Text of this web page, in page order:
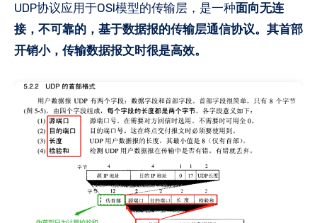
UDP协议应用于OSI模型的传输层，是一种面向无连
接，不可靠的，基于数据报的传输层通信协议。其首部
开销小，传输数据报文时很是高效。